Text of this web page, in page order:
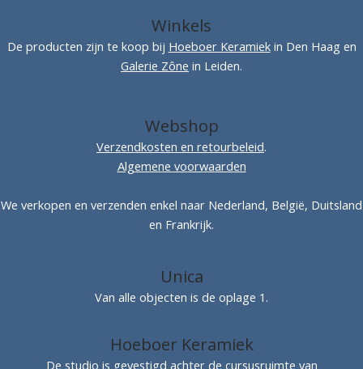
Winkels
De producten zijn te koop bij Hoeboer Keramiekin Den Haag en
Galerie Zône in Leiden.
Webshop
Verzendkosten en retourbeleid.
Algemene voorwaarden
We verkopen en verzenden enkel naar Nederland, België, Duitsland
en Frankrijk.
Unica
Van alle objecten is de oplage 1.
Hoeboer Keramiek
De studio is gevestigd achter de cursusruimte van